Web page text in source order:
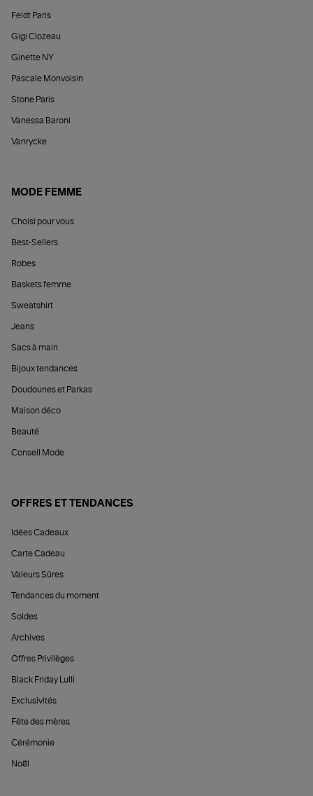
Feidt Paris
Gigi Clozeau
Ginette NY
Pascale Monvoisin
Stone Paris
Vanessa Baroni
Vanrycke
MODE FEMME
Choisi pour vous
Best-Sellers
Robes
Baskets femme
Sweatshirt
Jeans
Sacs à main
Bijoux tendances
Doudounes et Parkas
Maison déco
Beauté
Conseil Mode
OFFRES ET TENDANCES
Idées Cadeaux
Carte Cadeau
Valeurs Sûres
Tendances du moment
Soldes
Archives
Offres Privilèges
Black Friday Lulli
Exclusivités
Fête des mères
Cérémonie
Noël